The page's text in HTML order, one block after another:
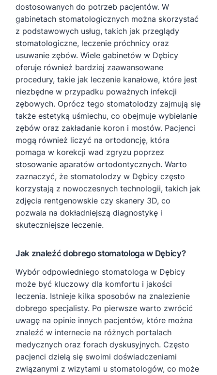
dostosowanych do potrzeb pacjentów. W
gabinetach stomatologicznych można skorzystać
z podstawowych usług, takich jak przeglądy
stomatologiczne, leczenie próchnicy oraz
usuwanie zębów. Wiele gabinetów w Dębicy
oferuje również bardziej zaawansowane
procedury, takie jak leczenie kanałowe, które jest
niezbędne w przypadku poważnych infekcji
zębowych. Oprócz tego stomatolodzy zajmują się
także estetyką uśmiechu, co obejmuje wybielanie
zębów oraz zakładanie koron i mostów. Pacjenci
mogą również liczyć na ortodoncję, która
pomaga w korekcji wad zgryzu poprzez
stosowanie aparatów ortodontycznych. Warto
zaznaczyć, że stomatolodzy w Dębicy często
korzystają z nowoczesnych technologii, takich jak
zdjęcia rentgenowskie czy skanery 3D, co
pozwala na dokładniejszą diagnostykę i
skuteczniejsze leczenie.
Jak znaleźć dobrego stomatologa w Dębicy?
Wybór odpowiedniego stomatologa w Dębicy
może być kluczowy dla komfortu i jakości
leczenia. Istnieje kilka sposobów na znalezienie
dobrego specjalisty. Po pierwsze warto zwrócić
uwagę na opinie innych pacjentów, które można
znaleźć w internecie na różnych portalach
medycznych oraz forach dyskusyjnych. Często
pacjenci dzielą się swoimi doświadczeniami
związanymi z wizytami u stomatologów, co może